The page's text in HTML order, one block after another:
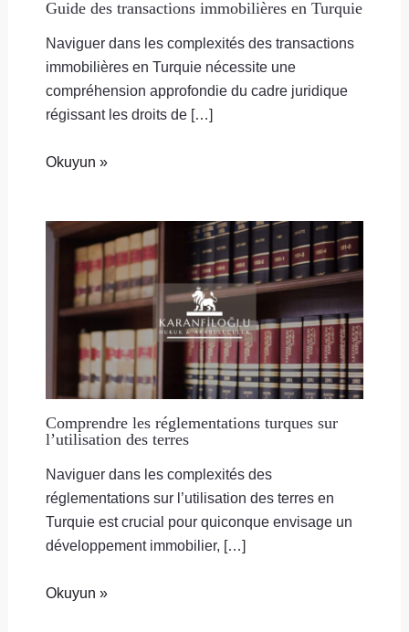
Guide des transactions immobilières en Turquie
Naviguer dans les complexités des transactions
immobilières en Turquie nécessite une
compréhension approfondie du cadre juridique
régissant les droits de […]
Okuyun »
Comprendre les réglementations turques sur
l’utilisation des terres
Naviguer dans les complexités des
réglementations sur l’utilisation des terres en
Turquie est crucial pour quiconque envisage un
développement immobilier, […]
Okuyun »